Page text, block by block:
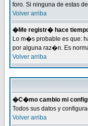
foro. Si ninguna de estas
Volver arriba
�Me registr� hace
Lo m�s probable es que:
por alguna raz�n. Es
Volver arriba
�C�mo cambio mi
Todos sus datos y
Volver arriba